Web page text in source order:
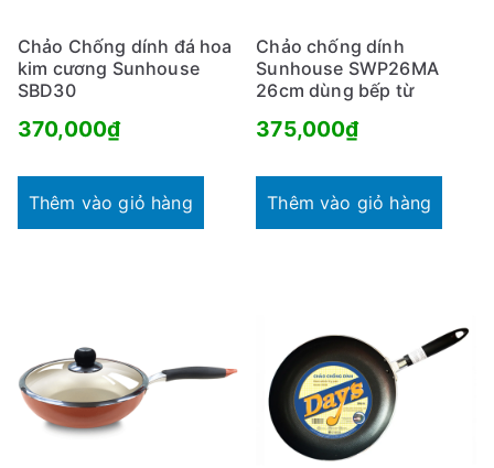
Chảo Chống dính đá hoa
kim cương Sunhouse
SBD30
370,000₫
Thêm vào giỏ hàng
Chảo chống dính
Sunhouse SWP26MA
26cm dùng bếp từ
375,000₫
Thêm vào giỏ hàng